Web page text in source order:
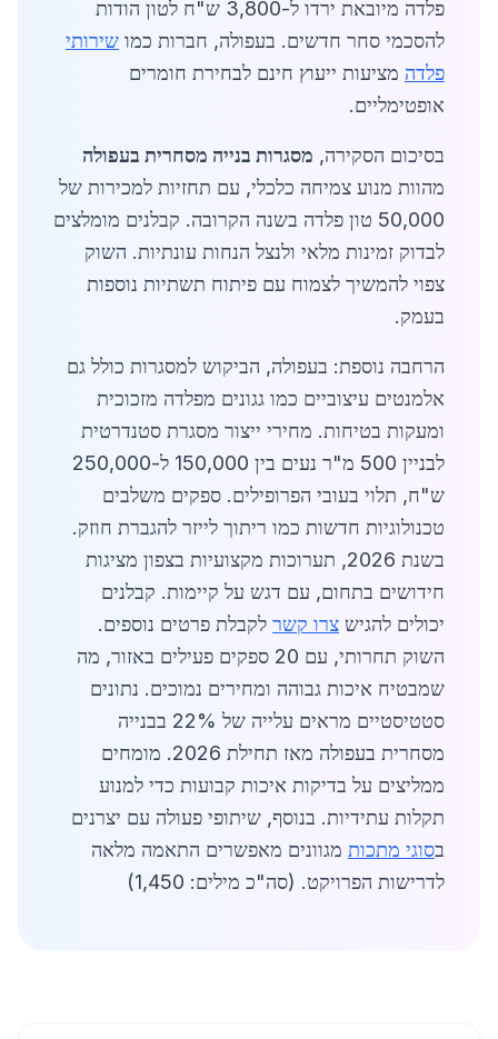
פלדה מיובאת ירדו ל-3,800 ש"ח לטון הודות
להסכמי סחר חדשים. בעפולה, חברות כמו שירותי
פלדה מציעות ייעוץ חינם לבחירת חומרים
אופטימליים.
בסיכום הסקירה, מסגרות בנייה מסחרית בעפולה
מהוות מנוע צמיחה כלכלי, עם תחזיות למכירות של
50,000 טון פלדה בשנה הקרובה. קבלנים מומלצים
לבדוק זמינות מלאי ולנצל הנחות עונתיות. השוק
צפוי להמשיך לצמוח עם פיתוח תשתיות נוספות
בעמק.
הרחבה נוספת: בעפולה, הביקוש למסגרות כולל גם
אלמנטים עיצוביים כמו גגונים מפלדה מזכוכית
ומעקות בטיחות. מחירי ייצור מסגרת סטנדרטית
לבניין 500 מ"ר נעים בין 150,000 ל-250,000
ש"ח, תלוי בעובי הפרופילים. ספקים משלבים
טכנולוגיות חדשות כמו ריתוך לייזר להגברת חוזק.
בשנת 2026, תערוכות מקצועיות בצפון מציגות
חידושים בתחום, עם דגש על קיימות. קבלנים
יכולים להגיש צרו קשר לקבלת פרטים נוספים.
השוק תחרותי, עם 20 ספקים פעילים באזור, מה
שמבטיח איכות גבוהה ומחירים נמוכים. נתונים
סטטיסטיים מראים עלייה של 22% בבנייה
מסחרית בעפולה מאז תחילת 2026. מומחים
ממליצים על בדיקות איכות קבועות כדי למנוע
תקלות עתידיות. בנוסף, שיתופי פעולה עם יצרנים
בסוגי מתכות מגוונים מאפשרים התאמה מלאה
לדרישות הפרויקט. (סה"כ מילים: 1,450)